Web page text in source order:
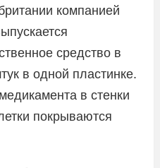
компанией
средство в
в одной пластинке.
в стенки
покрываются